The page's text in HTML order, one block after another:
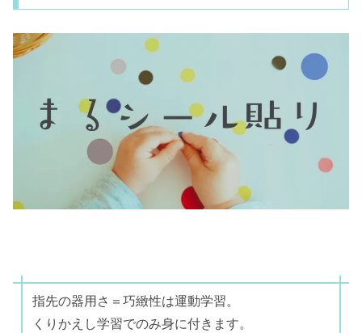
指先の器用さ＝巧緻性は運動学習。
くりかえし学習でのみ身に付きます。